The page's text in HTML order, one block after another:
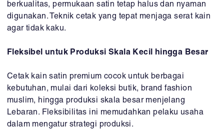
berkualitas, permukaan satin tetap halus dan nyaman
digunakan. Teknik cetak yang tepat menjaga serat kain
agar tidak kaku.
Fleksibel untuk Produksi Skala Kecil hingga Besar
Cetak kain satin premium cocok untuk berbagai
kebutuhan, mulai dari koleksi butik, brand fashion
muslim, hingga produksi skala besar menjelang
Lebaran. Fleksibilitas ini memudahkan pelaku usaha
dalam mengatur strategi produksi.